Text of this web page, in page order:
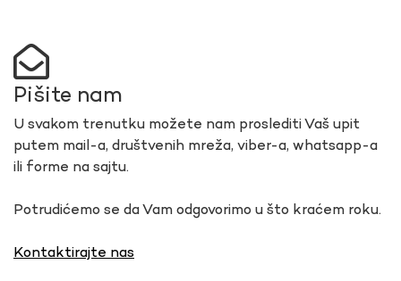
Pišite nam
U svakom trenutku možete nam proslediti Vaš upit
putem mail-a, društvenih mreža, viber-a, whatsapp-a
ili forme na sajtu.
Potrudićemo se da Vam odgovorimo u što kraćem roku.
Kontaktirajte nas